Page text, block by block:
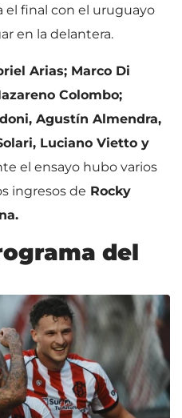
el final con el uruguayo
en la delantera.
Arias; Marco Di
Colombo;
Agustín Almendra,
Luciano Vietto y
el ensayo hubo varios
ingresos de Rocky
del